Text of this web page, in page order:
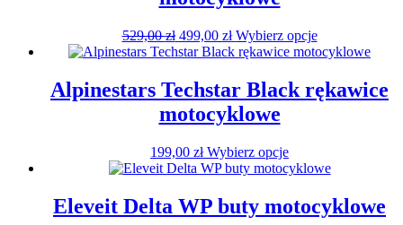
wybrać
na
stronie
produktu
529,00zł Pierwotna
cena
529,00 zł.
499,00 złAktualna
cena
499,00 zł.
Wybierz opcjeTen
produkt
wiele
wariantów.
na
stronie
produktu
Alpinestars Techstar Black rękawice
motocyklowe
199,00 zł Wybierz opcjeTen
produkt
wiele
wariantów.
Eleveit Delta WP buty motocyklowe